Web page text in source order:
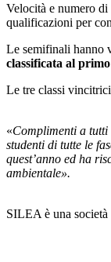
Velocità e numero di
qualificazioni per
Le semifinali hanno
classificata al
Le tre classi
«Complimenti a tutti
studenti di tutte le
quest’anno ed ha
ambientale».
SILEA è una